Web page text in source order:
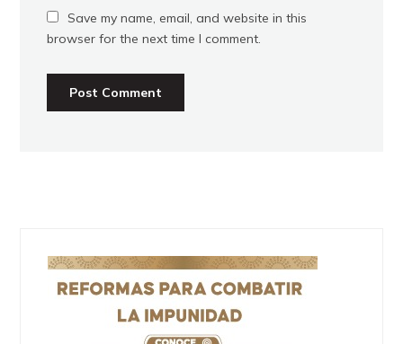
Save my name, email, and website in this
browser for the next time I comment.